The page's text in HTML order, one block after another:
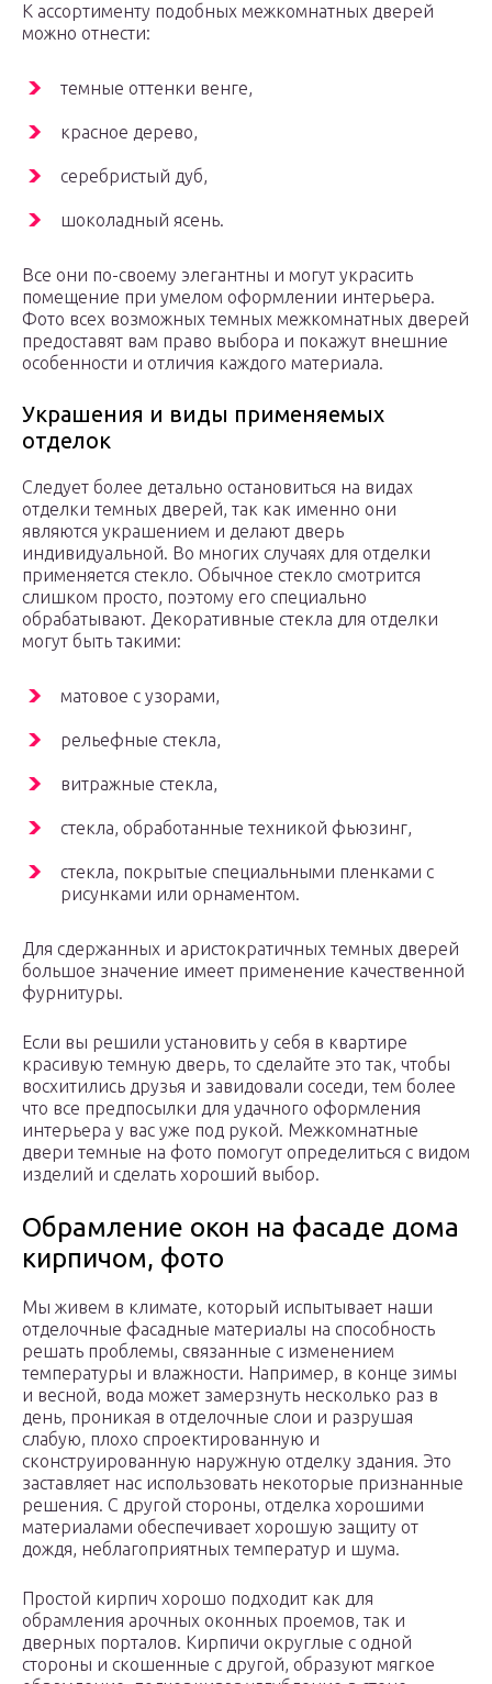
К ассортименту подобных межкомнатных дверей
можно отнести:
темные оттенки венге,
красное дерево,
серебристый дуб,
шоколадный ясень.
Все они по-своему элегантны и могут украсить
помещение при умелом оформлении интерьера.
Фото всех возможных темных межкомнатных дверей
предоставят вам право выбора и покажут внешние
особенности и отличия каждого материала.
Украшения и виды применяемых
отделок
Следует более детально остановиться на видах
отделки темных дверей, так как именно они
являются украшением и делают дверь
индивидуальной. Во многих случаях для отделки
применяется стекло. Обычное стекло смотрится
слишком просто, поэтому его специально
обрабатывают. Декоративные стекла для отделки
могут быть такими:
матовое с узорами,
рельефные стекла,
витражные стекла,
стекла, обработанные техникой фьюзинг,
стекла, покрытые специальными пленками с
рисунками или орнаментом.
Для сдержанных и аристократичных темных дверей
большое значение имеет применение качественной
фурнитуры.
Если вы решили установить у себя в квартире
красивую темную дверь, то сделайте это так, чтобы
восхитились друзья и завидовали соседи, тем более
что все предпосылки для удачного оформления
интерьера у вас уже под рукой. Межкомнатные
двери темные на фото помогут определиться с видом
изделий и сделать хороший выбор.
Обрамление окон на фасаде дома
кирпичом, фото
Мы живем в климате, который испытывает наши
отделочные фасадные материалы на способность
решать проблемы, связанные с изменением
температуры и влажности. Например, в конце зимы
и весной, вода может замерзнуть несколько раз в
день, проникая в отделочные слои и разрушая
слабую, плохо спроектированную и
сконструированную наружную отделку здания. Это
заставляет нас использовать некоторые признанные
решения. С другой стороны, отделка хорошими
материалами обеспечивает хорошую защиту от
дождя, неблагоприятных температур и шума.
Простой кирпич хорошо подходит как для
обрамления арочных оконных проемов, так и
дверных порталов. Кирпичи округлые с одной
стороны и скошенные с другой, образуют мягкое